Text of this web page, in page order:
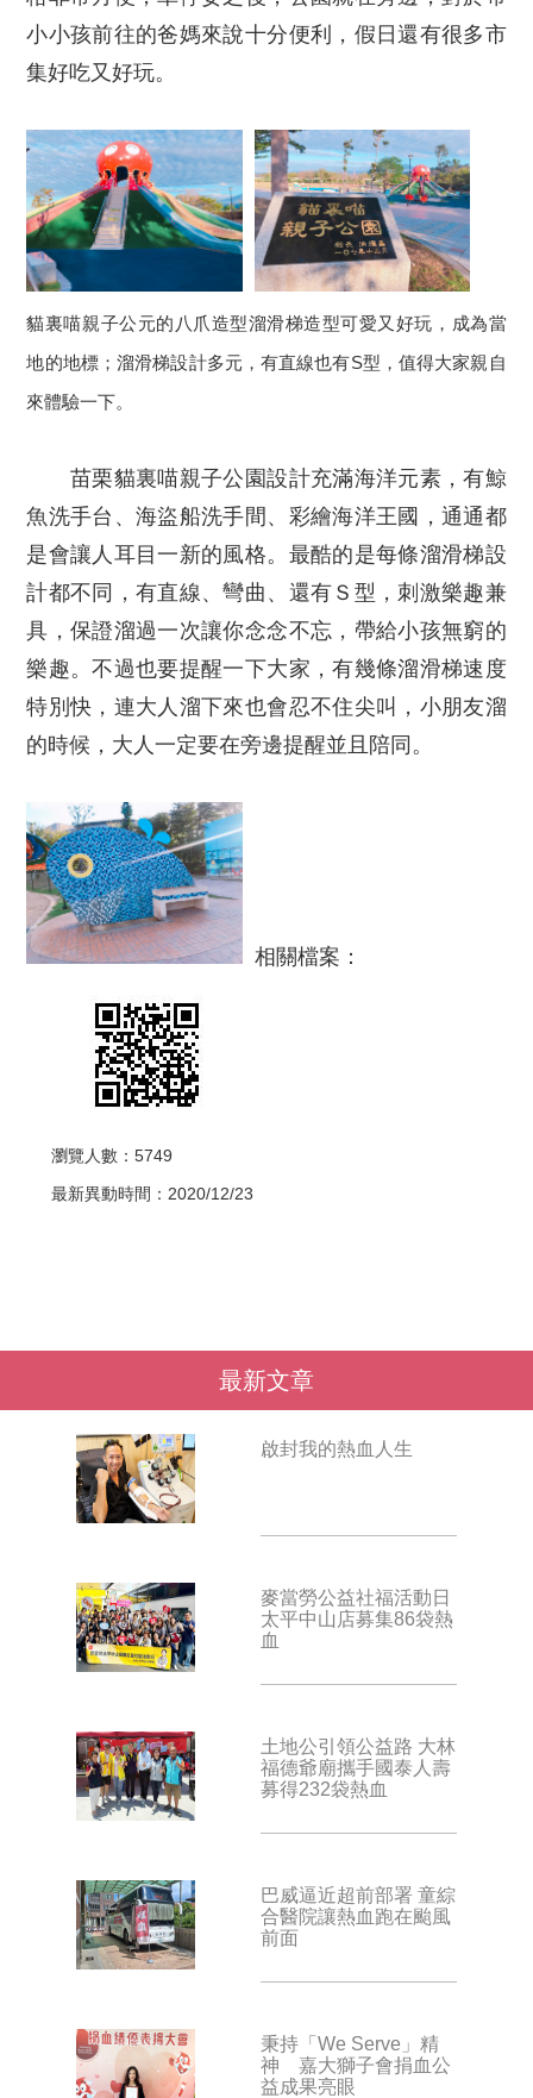
小小孩前往的爸媽來說十分便利，假日還有很多市
集好吃又好玩。
貓裏喵親子公元的八爪造型溜滑梯造型可愛又好玩，成為當
地的地標；溜滑梯設計多元，有直線也有S型，值得大家親自
來體驗一下。
苗栗貓裏喵親子公園設計充滿海洋元素，有鯨
魚洗手台、海盜船洗手間、彩繪海洋王國，通通都
是會讓人耳目一新的風格。最酷的是每條溜滑梯設
計都不同，有直線、彎曲、還有Ｓ型，刺激樂趣兼
具，保證溜過一次讓你念念不忘，帶給小孩無窮的
樂趣。不過也要提醒一下大家，有幾條溜滑梯速度
特別快，連大人溜下來也會忍不住尖叫，小朋友溜
的時候，大人一定要在旁邊提醒並且陪同。
相關檔案：
瀏覽人數：5749
最新異動時間：2020/12/23
最新文章
啟封我的熱血人生
麥當勞公益社福活動日
太平中山店募集86袋熱
血
土地公引領公益路 大林
福德爺廟攜手國泰人壽
募得232袋熱血
巴威逼近超前部署 童綜
合醫院讓熱血跑在颱風
前面
秉持「We Serve」精
神 嘉大獅子會捐血公
益成果亮眼